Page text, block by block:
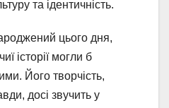
та ідентичність.
цього дня,
історії могли б
Його творчість,
досі звучить у